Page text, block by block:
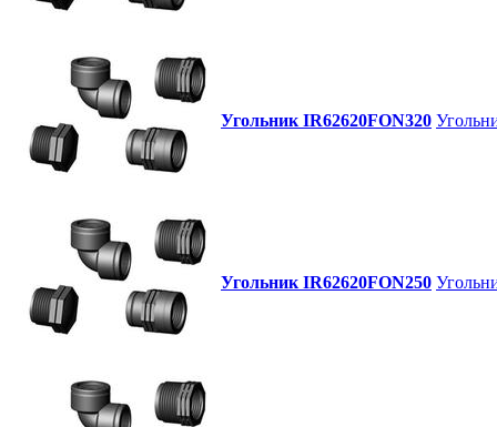
Угольник IR62620FON320
Угольник IR62620FON250